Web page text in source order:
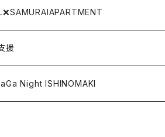
バンド
BLACK LABEL
カード
ド
のぼり手拭い
のぼりTシャツ
援
陸 Night ISHINOMAKI